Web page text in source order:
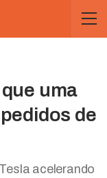
uma
de
acelerando